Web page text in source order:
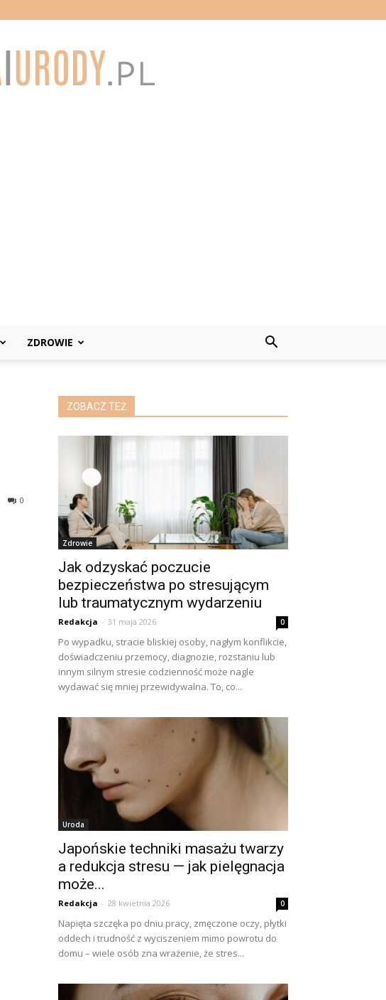
ZDROWIE
0
ZOBACZ TEŻ
Zdrowie
Jak odzyskać poczucie
bezpieczeństwa po stresującym
lub traumatycznym wydarzeniu
Redakcja - 31 maja 2026 0
Po wypadku, stracie bliskiej osoby, nagłym konflikcie,
doświadczeniu przemocy, diagnozie, rozstaniu lub
innym silnym stresie codzienność może nagle
wydawać się mniej przewidywalna. To, co...
Uroda
Japońskie techniki masażu twarzy
a redukcja stresu — jak pielęgnacja
może...
Redakcja - 28 kwietnia 2026 0
Napięta szczęka po dniu pracy, zmęczone oczy, płytki
oddech i trudność z wyciszeniem mimo powrotu do
domu – wiele osób zna wrażenie, że stres...